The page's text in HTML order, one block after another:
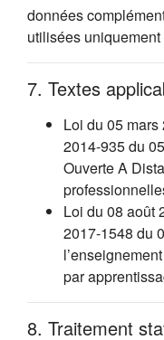
données
utilisées
7. Textes
Loi du 05 mars
2014-935 du
Ouverte A
Loi du 08 août
2017-1548 du
par
8. Traitement